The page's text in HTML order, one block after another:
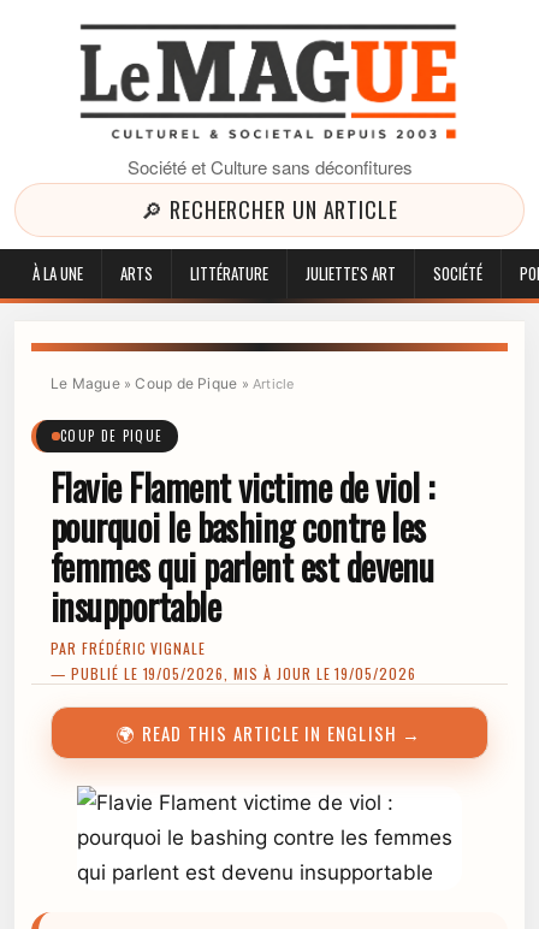
Société et Culture sans déconfitures
🔎 RECHERCHER UN ARTICLE
À LA UNE ARTS LITTÉRATURE JULIETTE'S ART SOCIÉTÉ
Le Mague»Coup de Pique » Article
COUP DE PIQUE
Flavie Flament victime de viol :
pourquoi le bashing contre les
femmes qui parlent est devenu
insupportable
PAR FRÉDÉRIC VIGNALE
— PUBLIÉ LE 19/05/2026, MIS À JOUR LE 19/05/2026
🌍 READ THIS ARTICLE IN ENGLISH →